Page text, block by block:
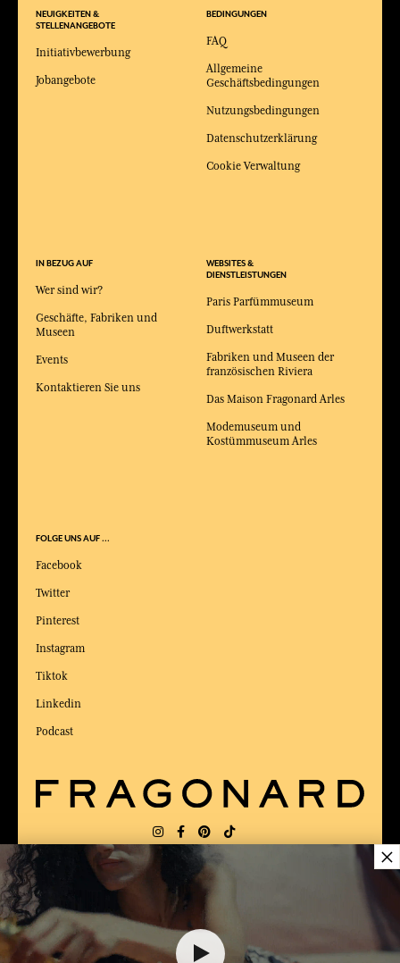
BEDINGUNGEN
FAQ
Allgemeine
Geschäftsbedingungen
Nutzungsbedingungen
Datenschutzerklärung
Cookie Verwaltung
WEBSITES &
DIENSTLEISTUNGEN
Paris Parfümmuseum
Duftwerkstatt
Fabriken und Museen der
französischen Riviera
Das Maison Fragonard Arles
Modemuseum und
Kostümmuseum Arles
IN BEZUG AUF
Wer sind wir?
Geschäfte, Fabriken und
Museen
Events
Kontaktieren Sie uns
FOLGE UNS AUF ...
Facebook
Twitter
Pinterest
Instagram
Tiktok
Linkedin
Podcast
NEUIGKEITEN &
STELLENANGEBOTE
Initiativbewerbung
Jobangebote
LIEFERUNG: US
×